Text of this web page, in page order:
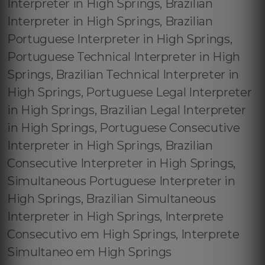
Interpreter in High Springs, Brazilian
Interpreter in High Springs, Brazilian
Portuguese Interpreter in High Springs,
Portuguese Technical Interpreter in High
Springs, Brazilian Technical Interpreter in
High Springs, Portuguese Legal Interpreter
in High Springs, Brazilian Legal Interpreter
in High Springs, Portuguese Consecutive
Interpreter in High Springs, Brazilian
Consecutive Interpreter in High Springs,
Simultaneous Portuguese Interpreter in
High Springs, Brazilian Simultaneous
Interpreter in High Springs, Interprete
Consecutivo em High Springs, Interprete
Simultaneo em High Springs